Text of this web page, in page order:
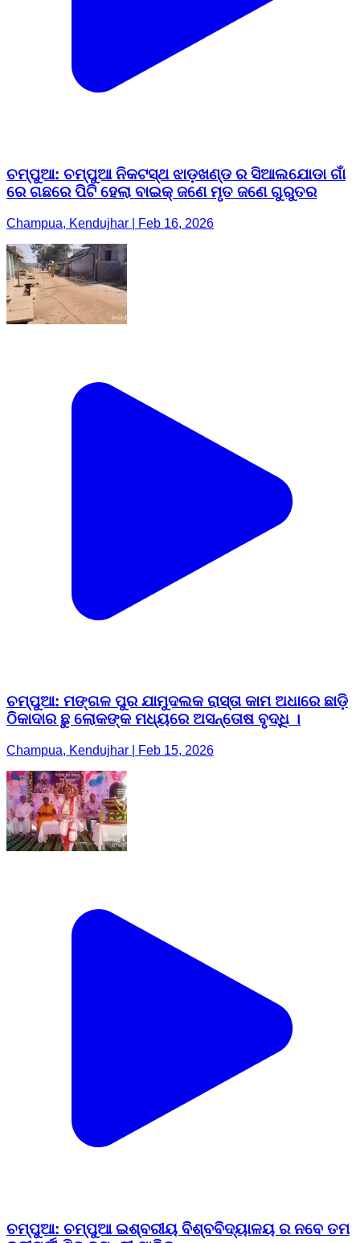
ଚମ୍ପୁଆ: ଚମ୍ପୁଆ ନିକଟସ୍ଥ ଝାଡ଼ଖଣ୍ଡ ର ସିଆଲଯୋଡା ଗାଁ
ରେ ଗଛରେ ପିଟି ହେଲା ବାଇକ୍ ଜଣେ ମୃତ ଜଣେ ଗୁରୁତର
Champua, Kendujhar | Feb 16, 2026
ଚମ୍ପୁଆ: ମଙ୍ଗଳ ପୁର ଯାମୁଦଲକ ରାସ୍ତା କାମ ଅଧାରେ ଛାଡ଼ି
ଠିକାଦାର ଛୁ ଲୋକଙ୍କ ମଧ୍ୟରେ ଅସନ୍ତୋଷ ବୃଦ୍ଧି ।
Champua, Kendujhar | Feb 15, 2026
ଚମ୍ପୁଆ: ଚମ୍ପୁଆ ଇଶ୍ବରୀୟ ବିଶ୍ବବିଦ୍ୟାଳୟ ର ନବେ ତମ